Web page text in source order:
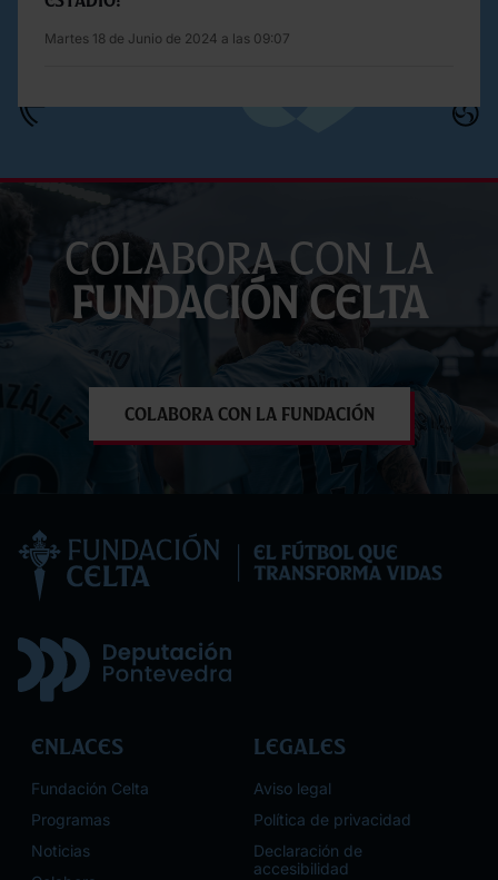
Martes 18 de Junio de 2024 a las 09:07
Colabora con la
Fundación Celta
Colabora con la Fundación
Enlaces
Fundación Celta
Programas
Noticias
Legales
Aviso legal
Política de privacidad
Declaración de
accesibilidad